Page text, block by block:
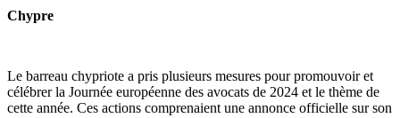
Chypre
Le barreau chypriote a pris plusieurs mesures pour promouvoir et
célébrer la Journée européenne des avocats de 2024 et le thème de
cette année. Ces actions comprenaient une annonce officielle sur son